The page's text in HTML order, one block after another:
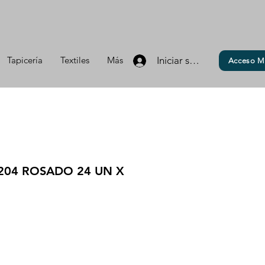
Tapicería Textiles Más Iniciar sesión Acceso
ROSADO 24 UN X